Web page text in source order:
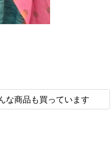
な商品も買っています